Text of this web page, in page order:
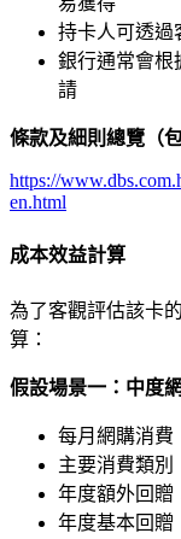
持卡人可透過
銀行通常會根
請
條款及細則總覽（
https://
en.html
成本效益計算
為了客觀評估該卡
算：
假設場景一：中度
每月網購消費
主要消費類別
年度額外回贈
年度基本回贈